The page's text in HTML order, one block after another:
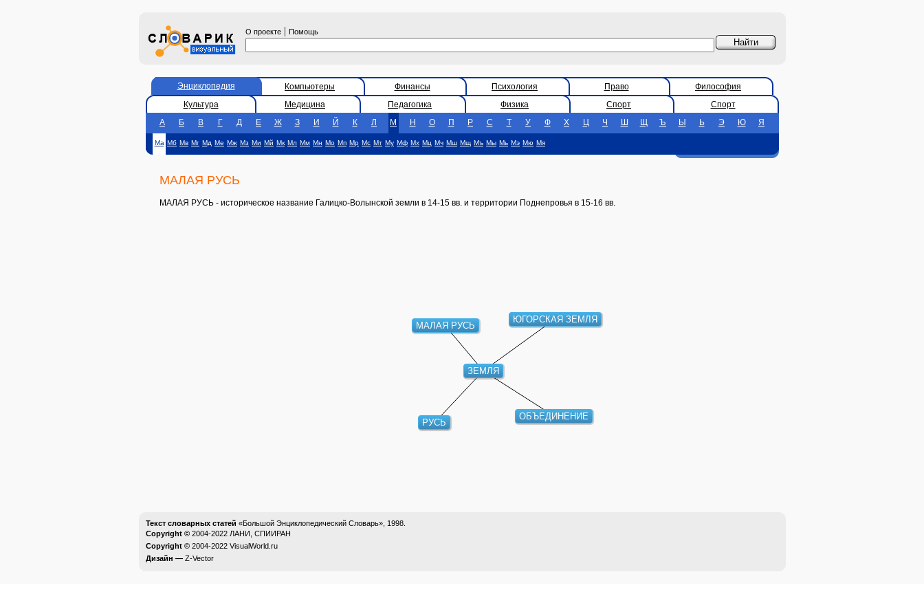
О проекте | Помощь
Энциклопедия Компьютеры Финансы Психология Право
Философия
Культура
Медицина Педагогика Физика Спорт
Спорт
А
Б В Г Д Е Ж З И Й К Л М Н О П Р С Т У Ф Х Ц Ч Ш Щ Ъ Ы Ь Э Ю Я
Ма Мб Мв Мг Мд Ме Мж Мз Ми Мй Мк Мл Мм Мн Мо Мп Мр Мс Мт Му Мф Мх Мц Мч Мш Мщ Мъ Мы Мь Мэ Мю Мя
МАЛАЯ РУСЬ
МАЛАЯ РУСЬ - историческое название Галицко-Волынской земли в 14-15 вв. и территории Поднепровья в 15-16 вв.
МАЛАЯ РУСЬ
ЗЕМЛЯ
ЮГОРСКАЯ ЗЕМЛЯ
РУСЬ
ОБЪЕДИНЕНИЕ
Текст словарных статей «Большой Энциклопедический Словарь», 1998.
Copyright © 2004-2022 ЛАНИ, СПИИРАН
Copyright © 2004-2022 VisualWorld.ru
Дизайн — Z-Vector